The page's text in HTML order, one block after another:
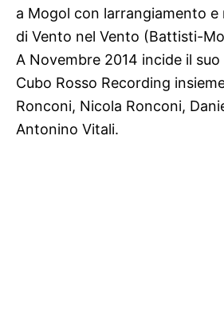
a Mogol con larrangiamento
di Vento nel Vento (Battisti-
A Novembre 2014 incide il
Cubo Rosso Recording
Ronconi, Nicola Ronconi,
Antonino Vitali.